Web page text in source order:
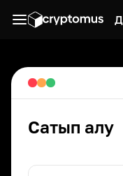
Сатып алу